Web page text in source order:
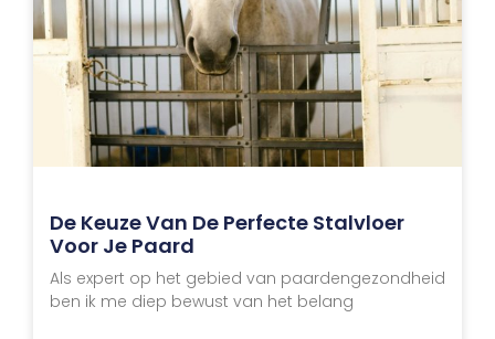
De Keuze Van De Perfecte Stalvloer
Voor Je Paard
Als expert op het gebied van paardengezondheid
ben ik me diep bewust van het belang